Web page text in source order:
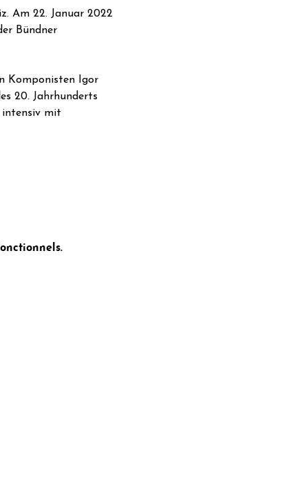
Am 22. Januar 2022
Bündner
Komponisten Igor
20. Jahrhunderts
intensiv mit